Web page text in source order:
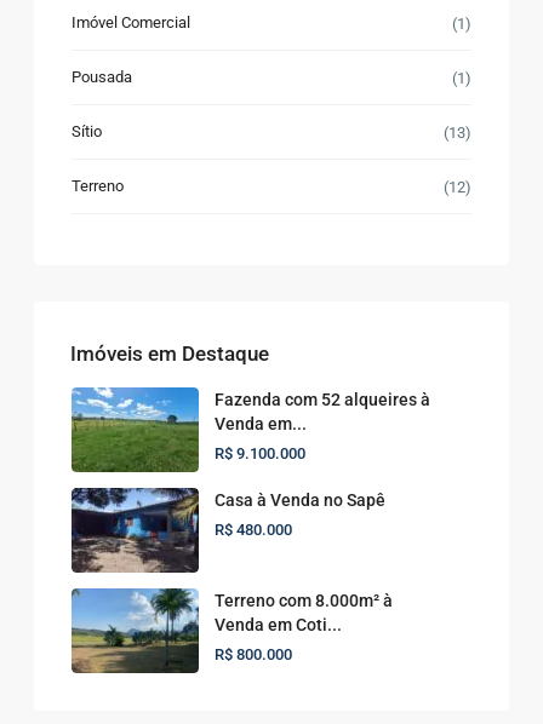
Imóvel Comercial (1)
Pousada (1)
Sítio (13)
Terreno (12)
Imóveis em Destaque
Fazenda com 52 alqueires à
Venda em...
R$ 9.100.000
Casa à Venda no Sapê
R$ 480.000
Terreno com 8.000m² à
Venda em Coti...
R$ 800.000